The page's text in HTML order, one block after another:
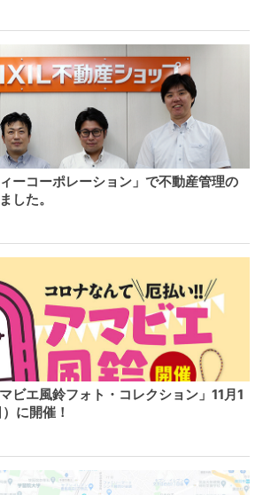
ーコーポレーション」で不動産管理の
した。
ビエ風鈴フォト・コレクション」11月1
に開催！